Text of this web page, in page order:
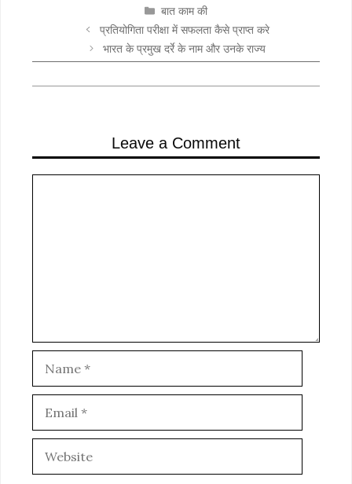
CATEGORIES
बात काम की
प्रतियोगिता परीक्षा में सफलता कैसे प्राप्त करे
भारत के प्रमुख दर्रे के नाम और उनके राज्य
Leave a Comment